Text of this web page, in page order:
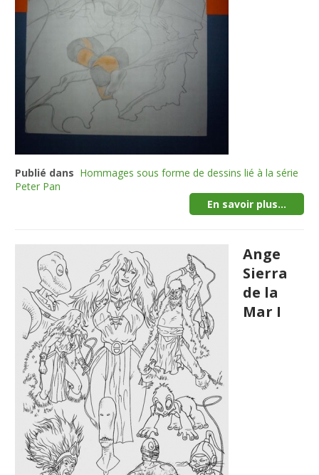
Publié dans Hommages sous forme de dessins lié à la série
Peter Pan
En savoir plus...
Ange
Sierra
de la
Mar I